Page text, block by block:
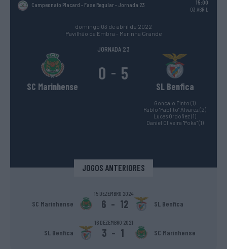
Campeonato Placard - Fase Regular- Jornada 23
15:00
03 ABRIL
domingo 03 de abril de 2022
Pavilhão da Embra - Marinha Grande
JORNADA 23
SC Marinhense
0 - 5
SL Benfica
Gonçalo Pinto (1)
Pablo "Pablito" Álvarez (2)
Lucas Ordoñez (1)
Daniel Oliveira "Poka" (1)
JOGOS ANTERIORES
15 DEZEMBRO 2024
SC Marinhense 6 - 12 SL Benfica
16 DEZEMBRO 2021
SL Benfica 3 - 1 SC Marinhense